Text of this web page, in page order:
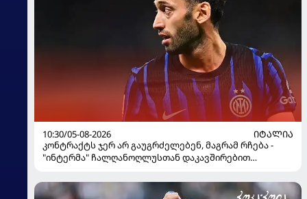
10:30/05-08-2026
ᲘᲢᲐᲚᲘᲐ
კონტრაქტს ჯერ არ გაუგრძელებენ, მაგრამ რჩება -
"ინტერმა" ჩალღანოღლუსთან დაკავშირებით